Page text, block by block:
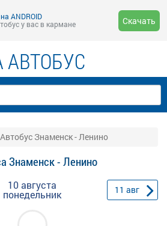
ANDROID
у вас в кармане
Скачать
АВТОБУС
Автобус Знаменск - Ленино
Знаменск - Ленино
10 августа
понедельник 11 авг